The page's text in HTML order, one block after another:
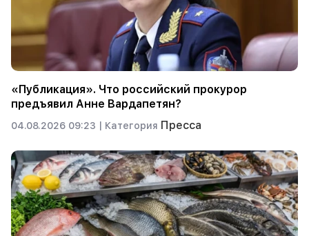
«Публикация». Что российский прокурор
предъявил Анне Вардапетян?
04.08.2026 09:23 | Категория Пресса